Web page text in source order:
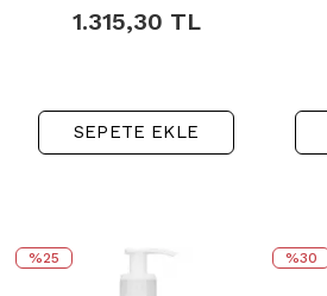
1.315,30 TL
SEPETE EKLE
%25 %30